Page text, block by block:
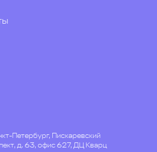
Петербург, Пискаревский
д. 63, офис 627, ДЦ Кварц